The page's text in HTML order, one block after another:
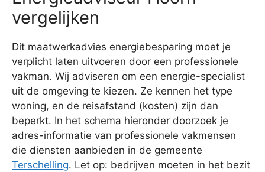
vergelijken
Dit maatwerkadvies energiebesparing moet je
verplicht laten uitvoeren door een professionele
vakman. Wij adviseren om een energie-specialist
uit de omgeving te kiezen. Ze kennen het type
woning, en de reisafstand (kosten) zijn dan
beperkt. In het schema hieronder doorzoek je
adres-informatie van professionele vakmensen
die diensten aanbieden in de gemeente
Terschelling. Let op: bedrijven moeten in het bezit